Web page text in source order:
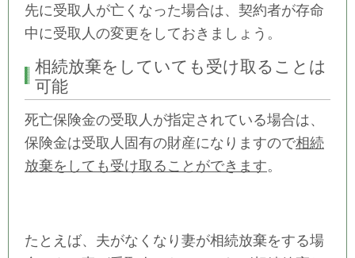
先に受取人が亡くなった場合は、契約者が存命
中に受取人の変更をしておきましょう。
相続放棄をしていても受け取ることは
可能
死亡保険金の受取人が指定されている場合は、
保険金は受取人固有の財産になりますので相続
放棄をしても受け取ることができます。
たとえば、夫がなくなり妻が相続放棄をする場